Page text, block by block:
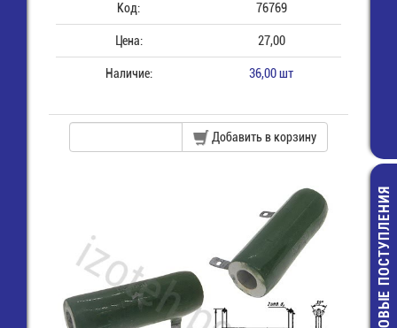
MFR-0,5-100НОВЫЕ ПОСТУПЛЕНИЯ
Код: 76769
Цена: 27,00
Наличие: 36,00 шт
Добавить в корзину